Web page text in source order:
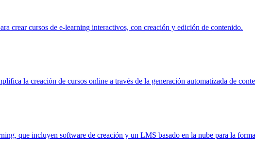
crear cursos de e-learning interactivos, con creación y edición de contenido.
la creación de cursos online a través de la generación automatizada de
que incluyen software de creación y un LMS basado en la nube para la